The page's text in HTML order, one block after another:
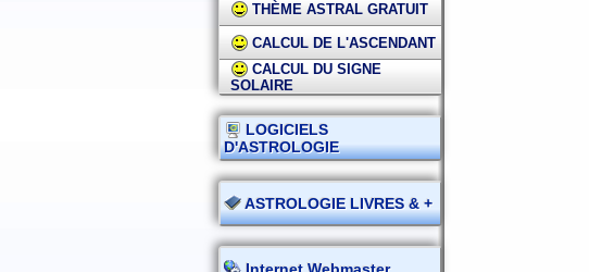
THÈME ASTRAL GRATUIT
CALCUL DE L'ASCENDANT
CALCUL DU SIGNE
SOLAIRE
LOGICIELS
D'ASTROLOGIE
ASTROLOGIE LIVRES & +